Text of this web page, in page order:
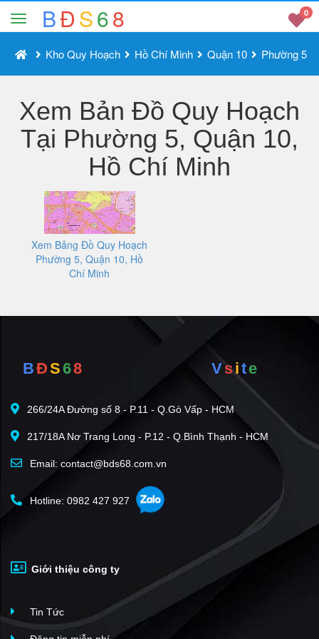
BĐS68 0
Kho Quy Hoạch Hồ Chí Minh Quận 10 Phường 5
Xem Bản Đồ Quy Hoạch
Tại Phường 5, Quận 10,
Hồ Chí Minh
Xem Bảng Đồ Quy Hoạch
Phường 5, Quận 10, Hồ
Chí Minh
BĐS68 Vsite
266/24A Đường số 8 - P.11 - Q.Gò Vấp - HCM
217/18A Nơ Trang Long - P.12 - Q.Bình Thạnh - HCM
Email: contact@bds68.com.vn
Hotline: 0982 427 927
Giới thiệu công ty
Tin Tức